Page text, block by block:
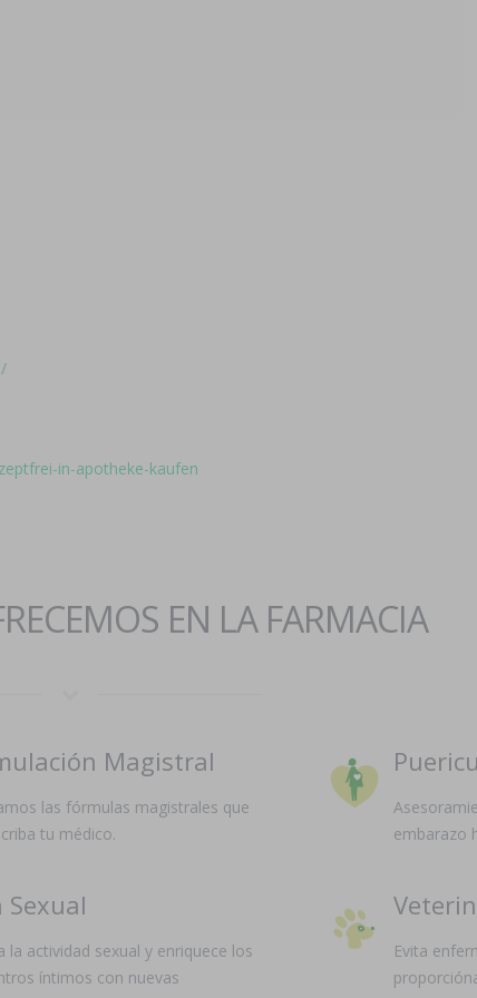
in-apotheke-kaufen
EN LA FARMACIA
Magistral
las fórmulas magistrales que
tu médico.
embarazo
Sexual
la actividad sexual y enriquece los
íntimos con nuevas
Evita